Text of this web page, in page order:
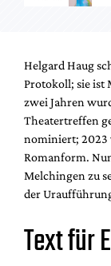
Helgard Haug
Protokoll; sie ist
zwei Jahren
Theatertreffen
nominiert; 2023
Romanform.
Melchingen zu
der
Text für